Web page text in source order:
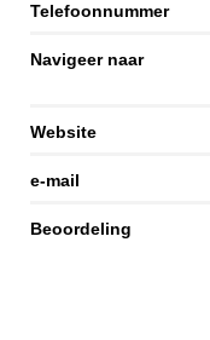
Telefoonnummer
Navigeer naar
Website
e-mail
Beoordeling